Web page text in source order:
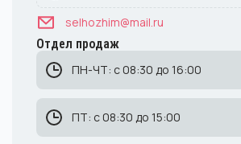
selhozhim@mail.ru
Отдел продаж
ПН-ЧТ: с 08:30 до 16:00
ПТ: с 08:30 до 15:00